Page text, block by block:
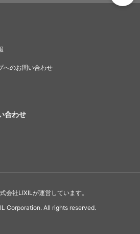
へのお問い合わせ
合わせ
会社LIXILが運営しています。
Corporation. All rights reserved.